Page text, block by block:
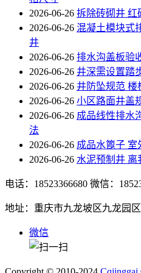
2026-06-26 拆除砖砌井 红
2026-06-26 混凝土模块式
井
2026-06-26 排水沟盖板验
2026-06-26 井深需设置踏
2026-06-26 井防坠规范 楼
2026-06-26 小区路面井盖
2026-06-26 成品线性排水
法
2026-06-26 成品水篦子 室
2026-06-26 水泥预制井 离
电话：18523366680 微信：
地址：重庆市九龙坡区九龙园
微信